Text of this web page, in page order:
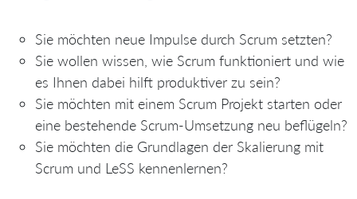
Sie möchten neue Impulse durch Scrum setzten?
Sie wollen wissen, wie Scrum funktioniert und wie
es Ihnen dabei hilft produktiver zu sein?
Sie möchten mit einem Scrum Projekt starten oder
eine bestehende Scrum-Umsetzung neu beflügeln?
Sie möchten die Grundlagen der Skalierung mit
Scrum und LeSS kennenlernen?